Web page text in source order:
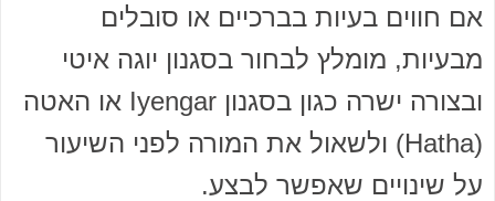
אם חווים בעיות בברכיים או סובלים
מבעיות, מומלץ לבחור בסגנון יוגה איטי
ובצורה ישרה כגון בסגנון Iyengar או האטה
(Hatha) ולשאול את המורה לפני השיעור
על שינויים שאפשר לבצע.